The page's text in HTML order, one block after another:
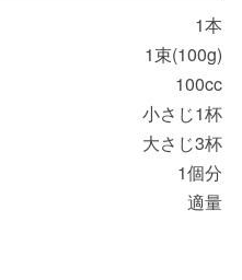
1本
1束(100g)
100cc
小さじ1杯
大さじ3杯
1個分
適量